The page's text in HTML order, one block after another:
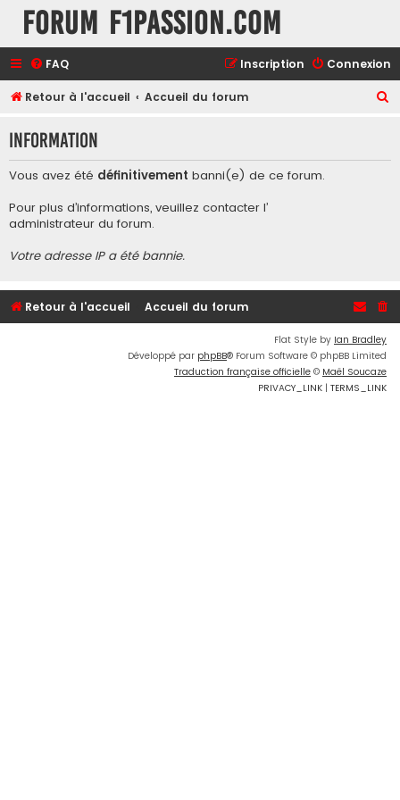
Forum F1Passion.com
FAQ Connexion
Inscription
Retour à l'accueil Accueil du forum
h
Information
Vous avez été définitivement banni(e) de ce forum.
Pour plus d’informations, veuillez contacter l’
administrateur du forum.
Votre adresse IP a été bannie.
Retour à l'accueil Accueil du forum
Flat Style by Ian Bradley
Développé par phpBB® Forum Software © phpBB Limited
Traduction française officielle © Maël Soucaze
PRIVACY_LINK | TERMS_LINK